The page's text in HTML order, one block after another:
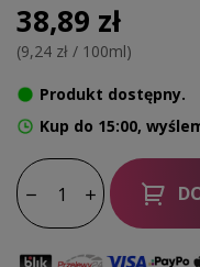
38,89 zł
(9,24 zł / 100ml)
Produkt dostępny.
Kup do 15:00,